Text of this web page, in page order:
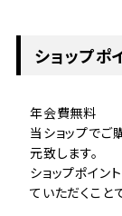
ショップポ
年会費無料
当ショップで
元致します。
ショップポイン
ていただくこと